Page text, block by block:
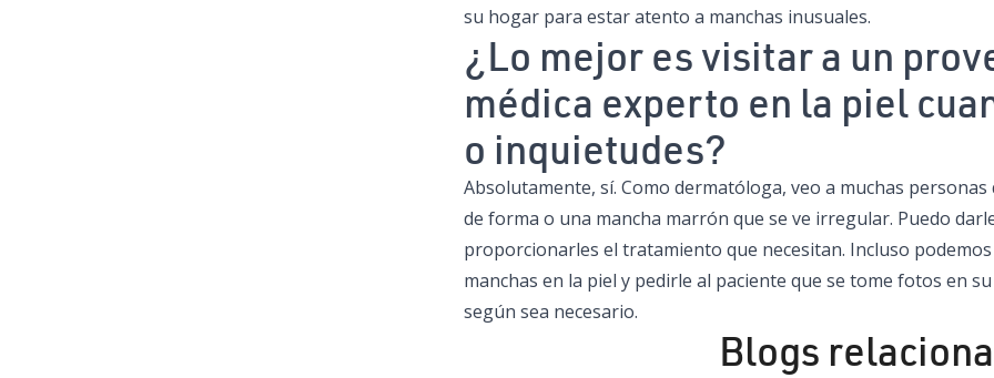
su hogar para estar atento a manchas inusuales.
¿Lo mejor es visitar a un
médica experto en la piel
o inquietudes?
Absolutamente, sí. Como dermatóloga, veo a muchas
de forma o una mancha marrón que se ve irregular. Puedo
proporcionarles el tratamiento que necesitan. Incluso
manchas en la piel y pedirle al paciente que se tome fotos en
según sea necesario.
Blogs